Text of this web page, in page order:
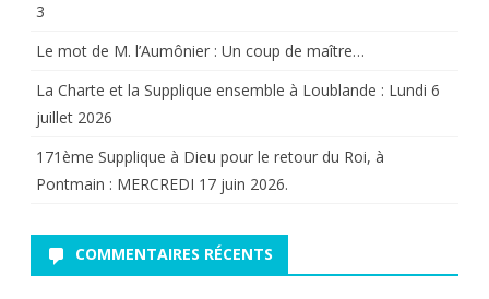
3
Le mot de M. l’Aumônier : Un coup de maître…
La Charte et la Supplique ensemble à Loublande : Lundi 6
juillet 2026
171ème Supplique à Dieu pour le retour du Roi, à
Pontmain : MERCREDI 17 juin 2026.
COMMENTAIRES RÉCENTS